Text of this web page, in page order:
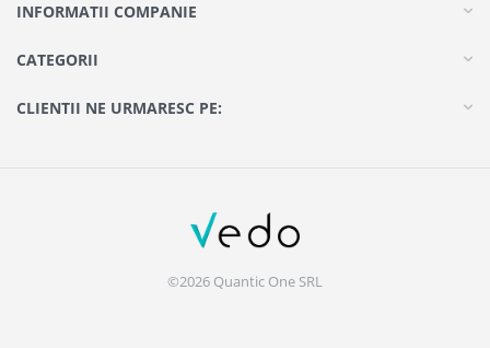
INFORMATII COMPANIE
CATEGORII
CLIENTII NE URMARESC PE:
©2026 Quantic One SRL